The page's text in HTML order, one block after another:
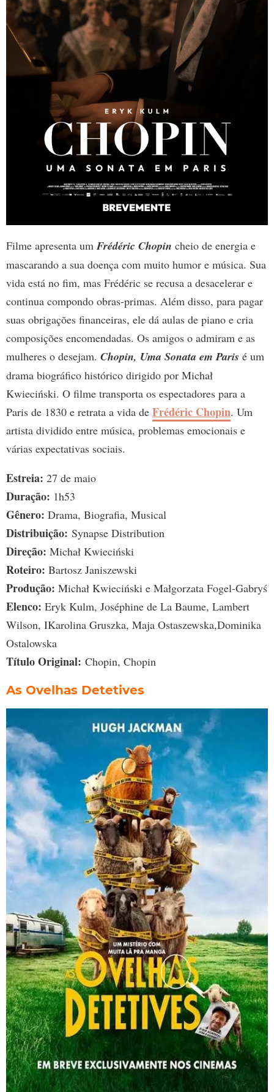
Filme apresenta um Frédéric Chopin cheio de energia e
mascarando a sua doença com muito humor e música. Sua
vida está no fim, mas Frédéric se recusa a desacelerar e
continua compondo obras-primas. Além disso, para pagar
suas obrigações financeiras, ele dá aulas de piano e cria
composições encomendadas. Os amigos o admiram e as
mulheres o desejam. Chopin, Uma Sonata em Paris é um
drama biográfico histórico dirigido por Michał
Kwieciński. O filme transporta os espectadores para a
Paris de 1830 e retrata a vida de Frédéric Chopin. Um
artista dividido entre música, problemas emocionais e
várias expectativas sociais.
Estreia: 27 de maio
Duração: 1h53
Gênero: Drama, Biografia, Musical
Distribuição: Synapse Distribution
Direção: Michał Kwieciński
Roteiro: Bartosz Janiszewski
Produção: Michał Kwieciński e Małgorzata Fogel-Gabryś
Elenco: Eryk Kulm, Joséphine de La Baume, Lambert
Wilson, IKarolina Gruszka, Maja Ostaszewska,Dominika
Ostalowska
Título Original: Chopin, Chopin
As Ovelhas Detetives